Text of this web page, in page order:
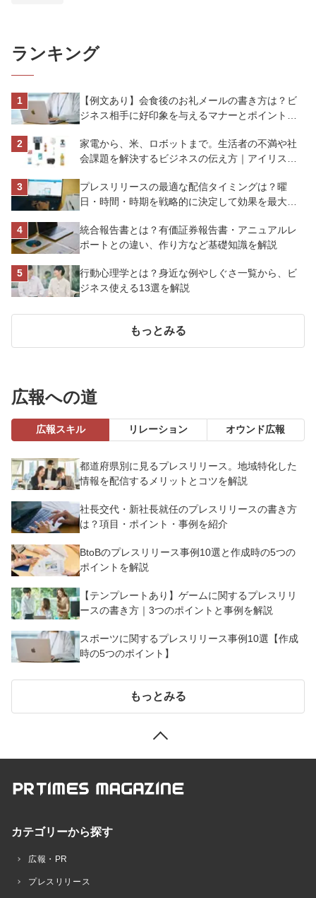
ランキング
【例文あり】会食後のお礼メールの書き方は？ビ
ジネス相手に好印象を与えるマナーとポイントを
家電から、米、ロボットまで。生活者の不満や社
会課題を解決するビジネスの伝え方｜アイリスオ
プレスリリースの最適な配信タイミングは？曜
日・時間・時期を戦略的に決定して効果を最大化
統合報告書とは？有価証券報告書・アニュアルレ
ポートとの違い、作り方など基礎知識を解説
行動心理学とは？身近な例やしぐさ一覧から、ビ
ジネス使える13選を解説
もっとみる
広報への道
広報スキル リレーション オウンド広報
都道府県別に見るプレスリリース。地域特化した
情報を配信するメリットとコツを解説
社長交代・新社長就任のプレスリリースの書き方
は？項目・ポイント・事例を紹介
BtoBのプレスリリース事例10選と作成時の5つの
ポイントを解説
【テンプレートあり】ゲームに関するプレスリリ
ースの書き方｜3つのポイントと事例を解説
スポーツに関するプレスリリース事例10選【作成
時の5つのポイント】
もっとみる
カテゴリーから探す
広報・PR
プレスリリース